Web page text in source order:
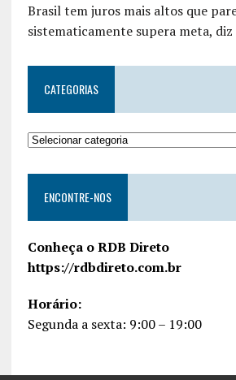
Brasil tem juros mais altos que
sistematicamente supera meta,
CATEGORIAS
ENCONTRE-NOS
Conheça o RDB Direto
https://rdbdireto.com.br
Horário:
Segunda a sexta: 9:00 – 19:00